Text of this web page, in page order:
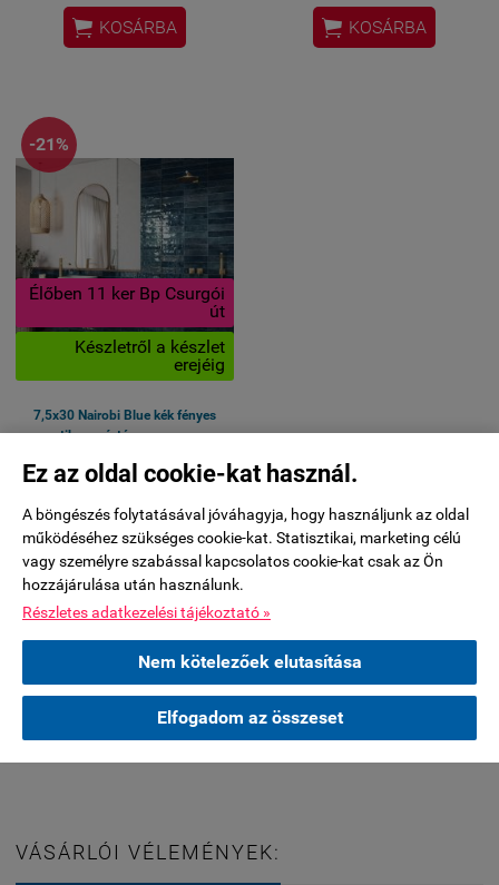
Ez az oldal cookie-kat használ.
A böngészés folytatásával jóváhagyja, hogy használjunk az oldal
működéséhez szükséges cookie-kat. Statisztikai, marketing célú
vagy személyre szabással kapcsolatos cookie-kat csak az Ön
hozzájárulása után használunk.
Részletes adatkezelési tájékoztató »
Nem kötelezőek elutasítása
Elfogadom az összeset
Felhasználási terület: Fürdő &
konyha
 KOSÁRBA
Medenceburkolat Centrum
1 m2 / 1 kiszerelés / 15 kg
 KOSÁRBA
-21%
Élőben 11 ker Bp Csurgói
út
Készletről a készlet
erejéig
7,5x30 Nairobi Blue kék fényes
rusztikus színtónusos csempe
AKTUÁLIS ÁR:
10 285 Ft + ÁFA
(10 285 Ft)
(10 285 Ft / NÉGYZETMÉTER)
Fehér agyagos prémium mázas
falicsempe
Fényes rusztikus színtónusos
fali csempe burkolat
Felhasználási terület: Fürdő &
KOSÁRBA
VÁSÁRLÓI VÉLEMÉNYEK: